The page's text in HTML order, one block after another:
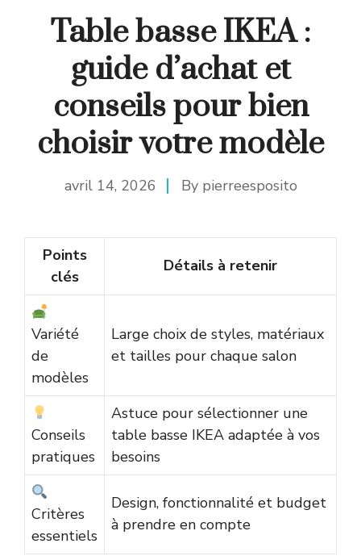
Table basse IKEA :
guide d’achat et
conseils pour bien
choisir votre modèle
avril 14, 2026 By pierreesposito
Points
clés
Détails à retenir
Variété
de
modèles
Large choix de styles, matériaux
et tailles pour chaque salon
Conseils
pratiques
Astuce pour sélectionner une
table basse IKEA adaptée à vos
besoins
Critères
essentiels
Design, fonctionnalité et budget
à prendre en compte